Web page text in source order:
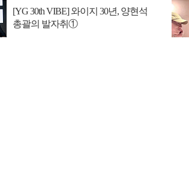
[YG 30th VIBE] 와이지 30년, 양현석
총괄의 발자취①